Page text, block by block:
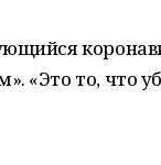
«Это то, что